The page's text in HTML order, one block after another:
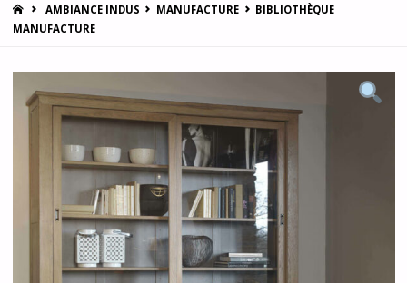
HOMEAMBIANCE INDUS MANUFACTURE
BIBLIOTHÈQUE
MANUFACTURE